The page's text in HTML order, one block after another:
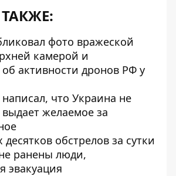
фото вражеской
камерой и
активности дронов РФ у
что Украина не
желаемое за
десятков обстрелов за сутки
ранены люди,
эвакуация